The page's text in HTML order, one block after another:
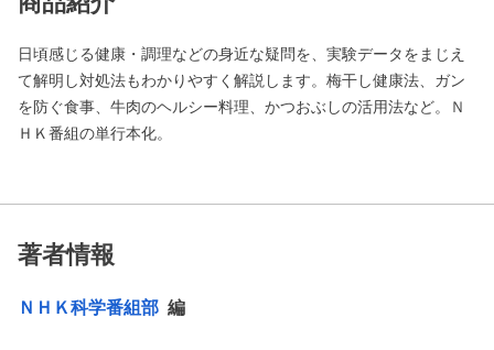
日頃感じる健康・調理などの身近な疑問を、実験データをまじえ
て解明し対処法もわかりやすく解説します。梅干し健康法、ガン
を防ぐ食事、牛肉のヘルシー料理、かつおぶしの活用法など。Ｎ
ＨＫ番組の単行本化。
著者情報
ＮＨＫ科学番組部 編